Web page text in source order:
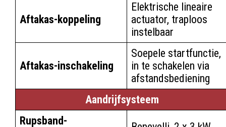
Aftakas-koppeling
Elektrische lineaire
actuator, traploos
instelbaar
Aftakas-inschakeling
Soepele startfunctie,
in te schakelen via
afstandsbediening
Aandrijfsysteem
Rupsband-